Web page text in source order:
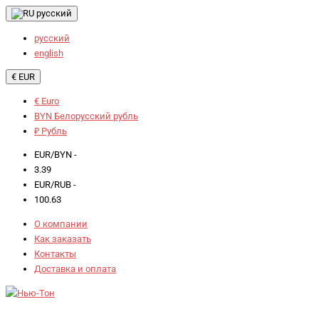
русский
русский
english
€ EUR
€ Euro
BYN Белорусский рубль
₽ Рубль
EUR/BYN -
3.39
EUR/RUB -
100.63
О компании
Как заказать
Контакты
Доставка и оплата